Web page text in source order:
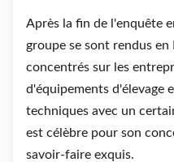
Après la fin de l'enquête
groupe se sont rendus
concentrés sur les
d'équipements d'élevage
techniques avec un
est célèbre pour son
savoir-faire exquis.